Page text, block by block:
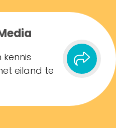
eiland te